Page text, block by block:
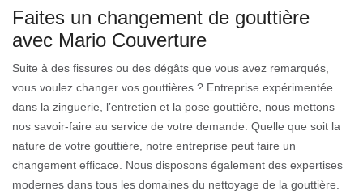
Faites un changement de gouttière
avec Mario Couverture
Suite à des fissures ou des dégâts que vous avez remarqués,
vous voulez changer vos gouttières ? Entreprise expérimentée
dans la zinguerie, l’entretien et la pose gouttière, nous mettons
nos savoir-faire au service de votre demande. Quelle que soit la
nature de votre gouttière, notre entreprise peut faire un
changement efficace. Nous disposons également des expertises
modernes dans tous les domaines du nettoyage de la gouttière.